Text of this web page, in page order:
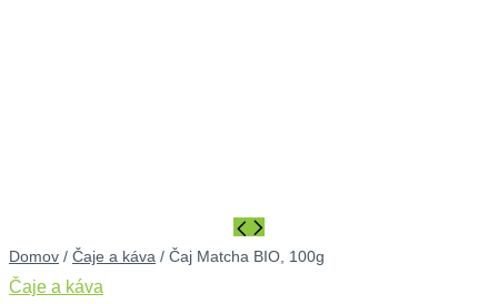
Domov / Čaje a káva / Čaj Matcha BIO, 100g
Čaje a káva